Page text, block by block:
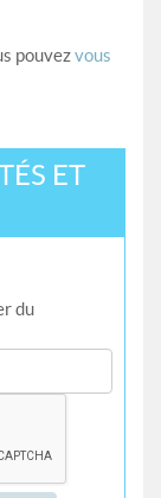
pouvezvous
ET
du